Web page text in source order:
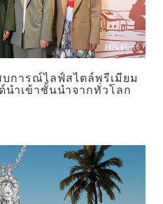
บการณ์ไลฟ์สไตล์พรีเมียม
ำเข้าชั้นนำจากทั่วโลก